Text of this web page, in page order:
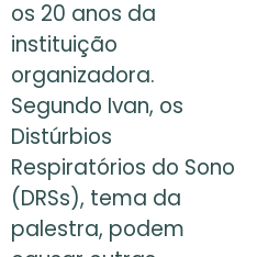
os 20 anos da
instituição
organizadora.
Segundo Ivan, os
Distúrbios
Respiratórios do Sono
(DRSs), tema da
palestra, podem